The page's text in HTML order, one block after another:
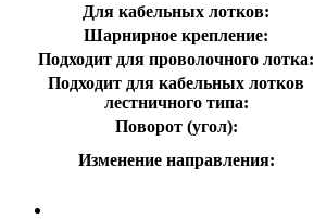
Для кабельных лотков:
Шарнирное крепление:
Подходит для проволочного лотка:
Подходит для кабельных лотков
лестничного типа:
Поворот (угол):
Изменение направления: